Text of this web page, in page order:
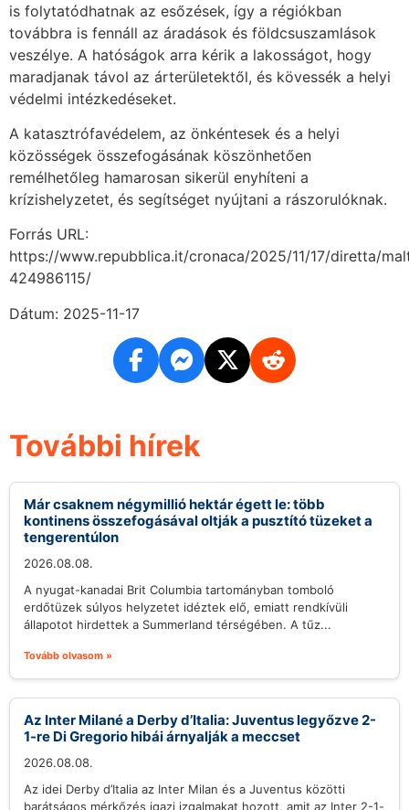
is folytatódhatnak az esőzések, így a régiókban
továbbra is fennáll az áradások és földcsuszamlások
veszélye. A hatóságok arra kérik a lakosságot, hogy
maradjanak távol az árterületektől, és kövessék a helyi
védelmi intézkedéseket.
A katasztrófavédelem, az önkéntesek és a helyi
közösségek összefogásának köszönhetően
remélhetőleg hamarosan sikerül enyhíteni a
krízishelyzetet, és segítséget nyújtani a rászorulóknak.
Forrás URL:
https://www.repubblica.it/cronaca/2025/11/17/diretta/
424986115/
Dátum: 2025-11-17
További hírek
Már csaknem négymillió hektár égett le: több
kontinens összefogásával oltják a pusztító tüzeket a
tengerentúlon
2026.08.08.
A nyugat-kanadai Brit Columbia tartományban tomboló
erdőtüzek súlyos helyzetet idéztek elő, emiatt rendkívüli
állapotot hirdettek a Summerland térségében. A tűz...
Tovább olvasom »
Az Inter Milané a Derby d’Italia: Juventus legyőzve 2-
1-re Di Gregorio hibái árnyalják a meccset
2026.08.08.
Az idei Derby d’Italia az Inter Milan és a Juventus közötti
barátságos mérkőzés igazi izgalmakat hozott, amit az Inter 2-1-